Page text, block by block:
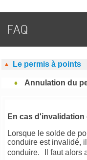
FAQ
Le permis à points
Annulation du
En cas
Lorsque le solde de
conduire est invalidé,
conduire. Il faut alors